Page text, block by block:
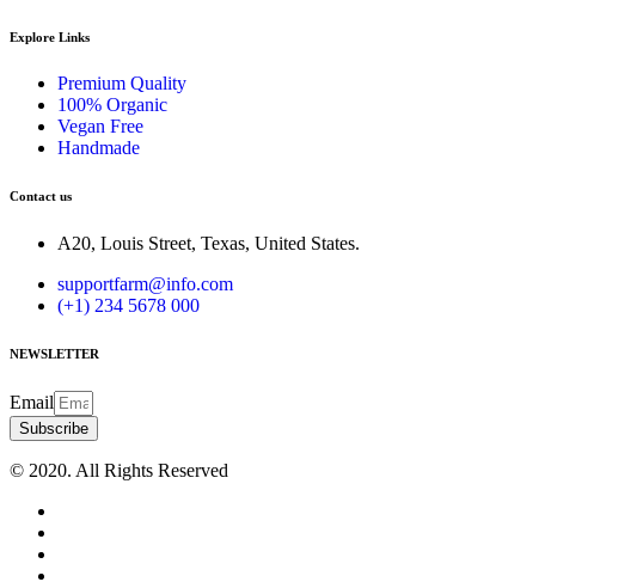
Explore Links
Premium Quality
100% Organic
Vegan Free
Handmade
Contact us
A20, Louis Street, Texas, United States.
supportfarm@info.com
(+1) 234 5678 000
NEWSLETTER
Email
Subscribe
© 2020. All Rights Reserved